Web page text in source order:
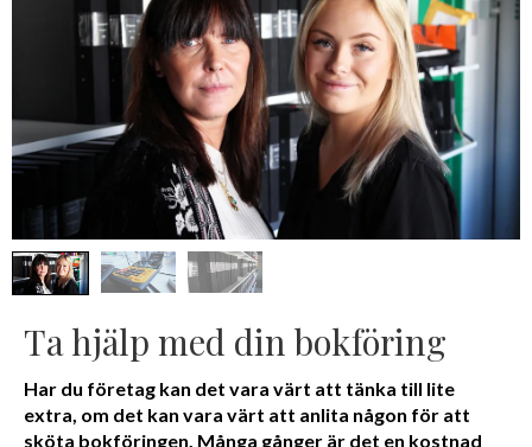
Ta hjälp med din bokföring
Har du företag kan det vara värt att tänka till lite
extra, om det kan vara värt att anlita någon för att
sköta bokföringen. Många gånger är det en kostnad